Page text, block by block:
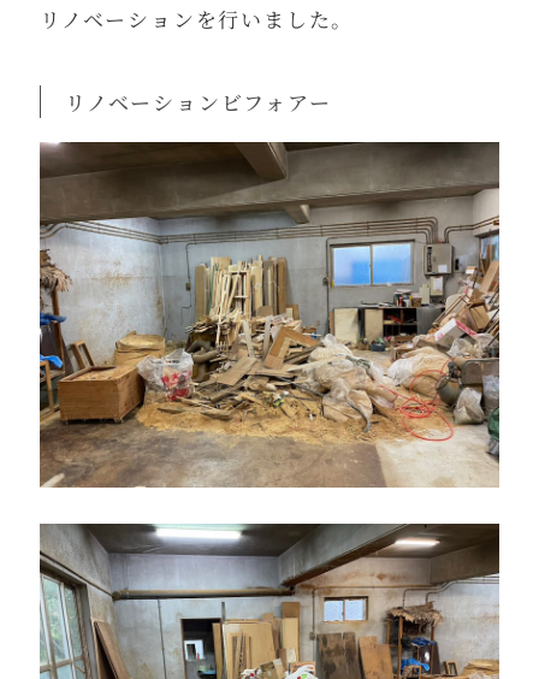
リノベーションを行いました。
リノベーションビフォアー